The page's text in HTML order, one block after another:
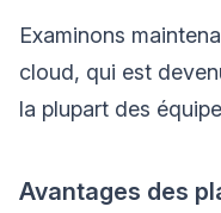
Examinons
cloud, qui est
la plupart des
Avantages des